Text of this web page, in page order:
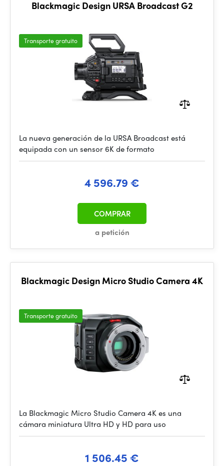
Blackmagic Design URSA Broadcast G2
Transporte gratuito
La nueva generación de la URSA Broadcast está
equipada con un sensor 6K de formato
4 596.79 €
a petición
COMPRAR
Blackmagic Design Micro Studio Camera 4K
Transporte gratuito
La Blackmagic Micro Studio Camera 4K es una
cámara miniatura Ultra HD y HD para uso
1 506.45 €